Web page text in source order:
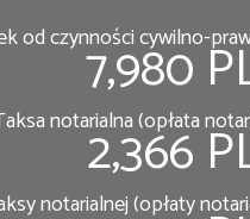
od czynności cywilno-
7,980
notarialna (opłata
2,366
notarialnej (opłaty